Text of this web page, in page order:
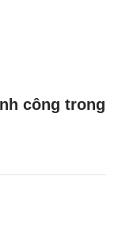
công trong